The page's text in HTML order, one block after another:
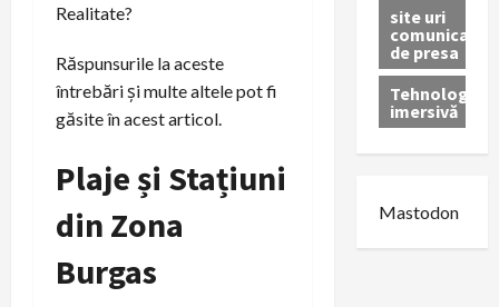
Realitate?
Răspunsurile la aceste
întrebări și multe altele pot fi
găsite în acest articol.
Plaje și Stațiuni
din Zona
Burgas
site uri
comunicate
de presa
Tehnologie
imersivă
Mastodon